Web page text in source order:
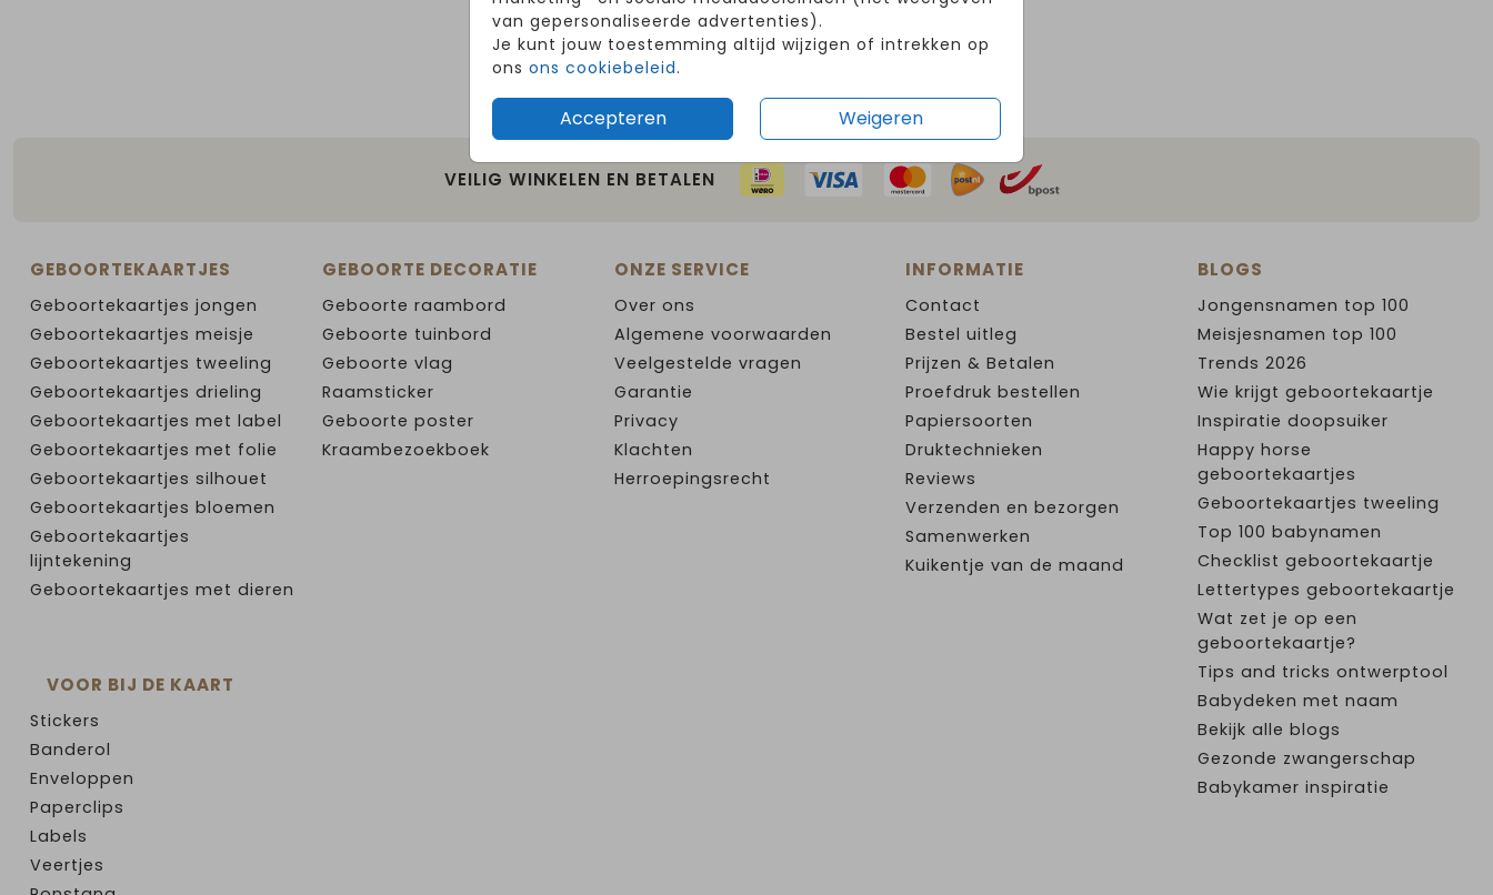
van gepersonaliseerde advertenties).
Je kunt jouw toestemming altijd wijzigen of intrekken op
ons ons cookiebeleid.
Accepteren Weigeren
VEILIG WINKELEN EN BETALEN
GEBOORTEKAARTJES
Geboortekaartjes jongen
Geboortekaartjes meisje
Geboortekaartjes tweeling
Geboortekaartjes drieling
Geboortekaartjes met label
Geboortekaartjes met folie
Geboortekaartjes silhouet
Geboortekaartjes bloemen
Geboortekaartjes
lijntekening
Geboortekaartjes met dieren
VOOR BIJ DE KAART
Stickers
Banderol
Enveloppen
Paperclips
Labels
Veertjes
GEBOORTE DECORATIE
Geboorte raambord
Geboorte tuinbord
Geboorte vlag
Raamsticker
Geboorte poster
Kraambezoekboek
ONZE SERVICE
Over ons
Algemene voorwaarden
Veelgestelde vragen
Garantie
Privacy
Klachten
Herroepingsrecht
INFORMATIE
Contact
Bestel uitleg
Prijzen & Betalen
Proefdruk bestellen
Papiersoorten
Druktechnieken
Reviews
Verzenden en bezorgen
Samenwerken
Kuikentje van de maand
BLOGS
Jongensnamen top 100
Meisjesnamen top 100
Trends 2026
Wie krijgt geboortekaartje
Inspiratie doopsuiker
Happy horse
geboortekaartjes
Geboortekaartjes tweeling
Top 100 babynamen
Checklist geboortekaartje
Lettertypes geboortekaartje
Wat zet je op een
geboortekaartje?
Tips and tricks ontwerptool
Babydeken met naam
Bekijk alle blogs
Gezonde zwangerschap
Babykamer inspiratie